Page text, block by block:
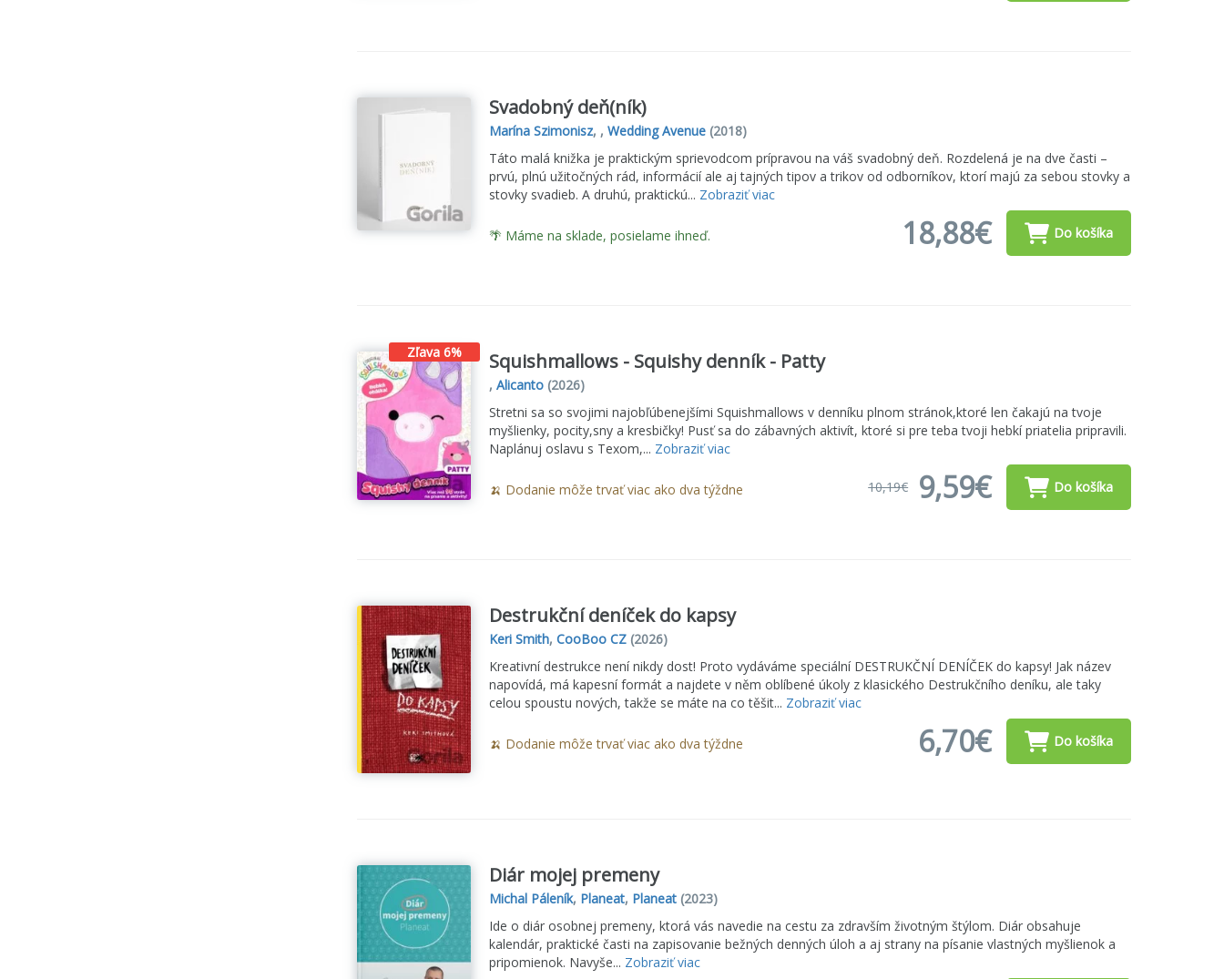
Svadobný deň(ník)
Marína Szimonisz, , Wedding Avenue(2018)
Táto malá knižka je praktickým sprievodcom prípravou na váš svadobný deň. Rozdelená je na dve časti –
prvú, plnú užitočných rád, informácií ale aj tajných tipov a trikov od odborníkov, ktorí majú za sebou stovky a
stovky svadieb. A druhú, praktickú... Zobraziť viac
🌴 Máme na sklade, posielame ihneď. 18,88€ Do košíka
Zľava 6% Squishmallows - Squishy denník - Patty
, Alicanto(2026)
Stretni sa so svojimi najobľúbenejšími Squishmallows v denníku plnom stránok,ktoré len čakajú na tvoje
myšlienky, pocity,sny a kresbičky! Pusť sa do zábavných aktivít, ktoré si pre teba tvoji hebkí priatelia pripravili.
Naplánuj oslavu s Texom,... Zobraziť viac
🍌 Dodanie môže trvať viac ako dva týždne 10,19€ 9,59€ Do košíka
Destrukční deníček do kapsy
Keri Smith, CooBoo CZ(2026)
Kreativní destrukce není nikdy dost! Proto vydáváme speciální DESTRUKČNÍ DENÍČEK do kapsy! Jak název
napovídá, má kapesní formát a najdete v něm oblíbené úkoly z klasického Destrukčního deníku, ale taky
celou spoustu nových, takže se máte na co těšit... Zobraziť viac
🍌 Dodanie môže trvať viac ako dva týždne 6,70€ Do košíka
Diár mojej premeny
Michal Páleník, Planeat, Planeat(2023)
Ide o diár osobnej premeny, ktorá vás navedie na cestu za zdravším životným štýlom. Diár obsahuje
kalendár, praktické časti na zapisovanie bežných denných úloh a aj strany na písanie vlastných myšlienok a
pripomienok. Navyše... Zobraziť viac